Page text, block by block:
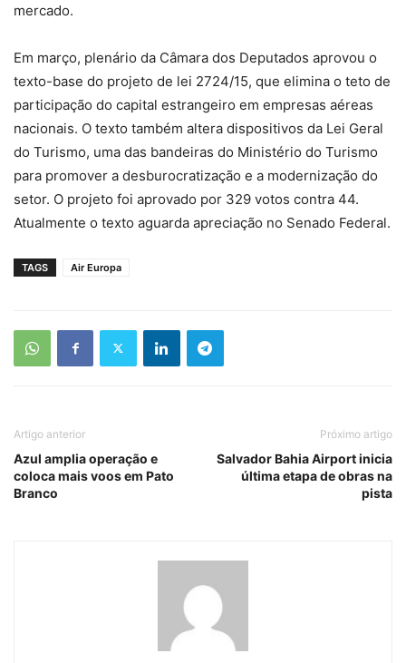
mercado.
Em março, plenário da Câmara dos Deputados aprovou o
texto-base do projeto de lei 2724/15, que elimina o teto de
participação do capital estrangeiro em empresas aéreas
nacionais. O texto também altera dispositivos da Lei Geral
do Turismo, uma das bandeiras do Ministério do Turismo
para promover a desburocratização e a modernização do
setor. O projeto foi aprovado por 329 votos contra 44.
Atualmente o texto aguarda apreciação no Senado Federal.
TAGS Air Europa
Artigo anterior
Azul amplia operação e
coloca mais voos em Pato
Branco
Próximo artigo
Salvador Bahia Airport inicia
última etapa de obras na
pista